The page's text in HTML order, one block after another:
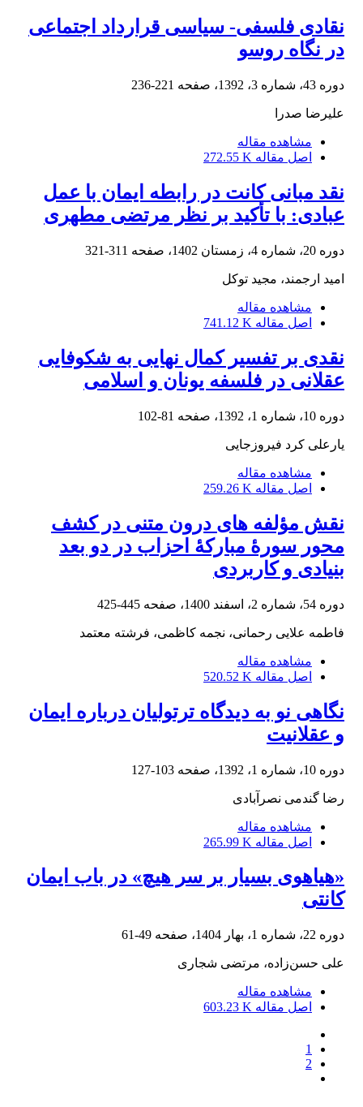
نقادی فلسفی- سیاسی قرارداد اجتماعی
در نگاه روسو
دوره 43، شماره 3، 1392، صفحه 221-236
علیرضا صدرا
مشاهده مقاله
اصل مقاله 272.55 K
نقد مبانی کانت در رابطه ایمان با عمل
عبادی: با تأکید بر نظر مرتضی مطهری
دوره 20، شماره 4، زمستان 1402، صفحه 311-321
امید ارجمند، مجید توکل
مشاهده مقاله
اصل مقاله 741.12 K
نقدی بر تفسیر کمال نهایی به شکوفایی
عقلانی در فلسفه یونان و اسلامی
دوره 10، شماره 1، 1392، صفحه 81-102
یارعلی کرد فیروزجایی
مشاهده مقاله
اصل مقاله 259.26 K
نقش مؤلفه های درون متنی در کشف
محور سورۀ مبارکۀ احزاب در دو بعد
بنیادی و کاربردی
دوره 54، شماره 2، اسفند 1400، صفحه 445-425
فاطمه علایی رحمانی، نجمه کاظمی، فرشته معتمد
مشاهده مقاله
اصل مقاله 520.52 K
نگاهی نو به دیدگاه ترتولیان درباره ایمان
و عقلانیت
دوره 10، شماره 1، 1392، صفحه 103-127
رضا گندمی نصرآبادی
مشاهده مقاله
اصل مقاله 265.99 K
«هیاهوی بسیار بر سر هیچ» در باب ایمان
کانتی
دوره 22، شماره 1، بهار 1404، صفحه 49-61
علی حسن‌زاده، مرتضی شجاری
مشاهده مقاله
اصل مقاله 603.23 K
1
2